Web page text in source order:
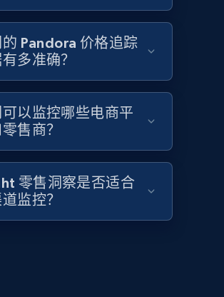
US - Discover products by
Country code, Model number,
id, Product name, Manufacturer,
355+ 立即开始
Pandora 价格追踪
多准确？
以监控哪些电商平
售商？
零售洞察是否适合
监控？